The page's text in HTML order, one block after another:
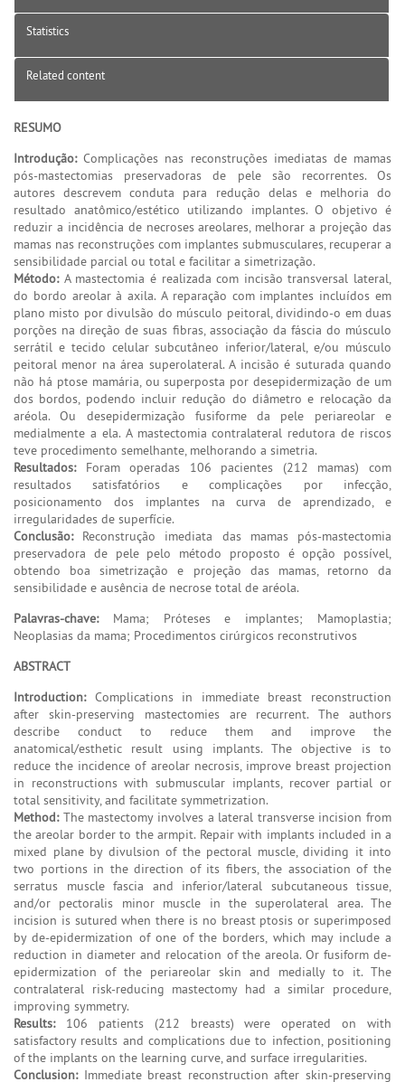
Statistics
Related content
RESUMO
Introdução:Complicações nas reconstruções imediatas de mamas
pós-mastectomias preservadoras de pele são recorrentes. Os
autores descrevem conduta para redução delas e melhoria do
resultado anatômico/estético utilizando implantes. O objetivo é
reduzir a incidência de necroses areolares, melhorar a projeção das
mamas nas reconstruções com implantes submusculares, recuperar a
sensibilidade parcial ou total e facilitar a simetrização.
Método:A mastectomia é realizada com incisão transversal lateral,
do bordo areolar à axila. A reparação com implantes incluídos em
plano misto por divulsão do músculo peitoral, dividindo-o em duas
porções na direção de suas fibras, associação da fáscia do músculo
serrátil e tecido celular subcutâneo inferior/lateral, e/ou músculo
peitoral menor na área superolateral. A incisão é suturada quando
não há ptose mamária, ou superposta por desepidermização de um
dos bordos, podendo incluir redução do diâmetro e relocação da
aréola. Ou desepidermização fusiforme da pele periareolar e
medialmente a ela. A mastectomia contralateral redutora de riscos
teve procedimento semelhante, melhorando a simetria.
Resultados:Foram operadas 106 pacientes (212 mamas) com
resultados satisfatórios e complicações por infecção,
posicionamento dos implantes na curva de aprendizado, e
irregularidades de superfície.
Conclusão:Reconstrução imediata das mamas pós-mastectomia
preservadora de pele pelo método proposto é opção possível,
obtendo boa simetrização e projeção das mamas, retorno da
sensibilidade e ausência de necrose total de aréola.
Palavras-chave:Mama; Próteses e implantes; Mamoplastia;
Neoplasias da mama; Procedimentos cirúrgicos reconstrutivos
ABSTRACT
Introduction:Complications in immediate breast reconstruction
after skin-preserving mastectomies are recurrent. The authors
describe conduct to reduce them and improve the
anatomical/esthetic result using implants. The objective is to
reduce the incidence of areolar necrosis, improve breast projection
in reconstructions with submuscular implants, recover partial or
total sensitivity, and facilitate symmetrization.
Method:The mastectomy involves a lateral transverse incision from
the areolar border to the armpit. Repair with implants included in a
mixed plane by divulsion of the pectoral muscle, dividing it into
two portions in the direction of its fibers, the association of the
serratus muscle fascia and inferior/lateral subcutaneous tissue,
and/or pectoralis minor muscle in the superolateral area. The
incision is sutured when there is no breast ptosis or superimposed
by de-epidermization of one of the borders, which may include a
reduction in diameter and relocation of the areola. Or fusiform de-
epidermization of the periareolar skin and medially to it. The
contralateral risk-reducing mastectomy had a similar procedure,
improving symmetry.
Results:106 patients (212 breasts) were operated on with
satisfactory results and complications due to infection, positioning
of the implants on the learning curve, and surface irregularities.
Conclusion:Immediate breast reconstruction after skin-preserving